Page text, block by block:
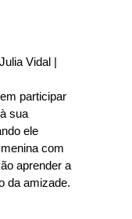
Vidal |
participar
sua
ele
com
aprender a
da amizade.